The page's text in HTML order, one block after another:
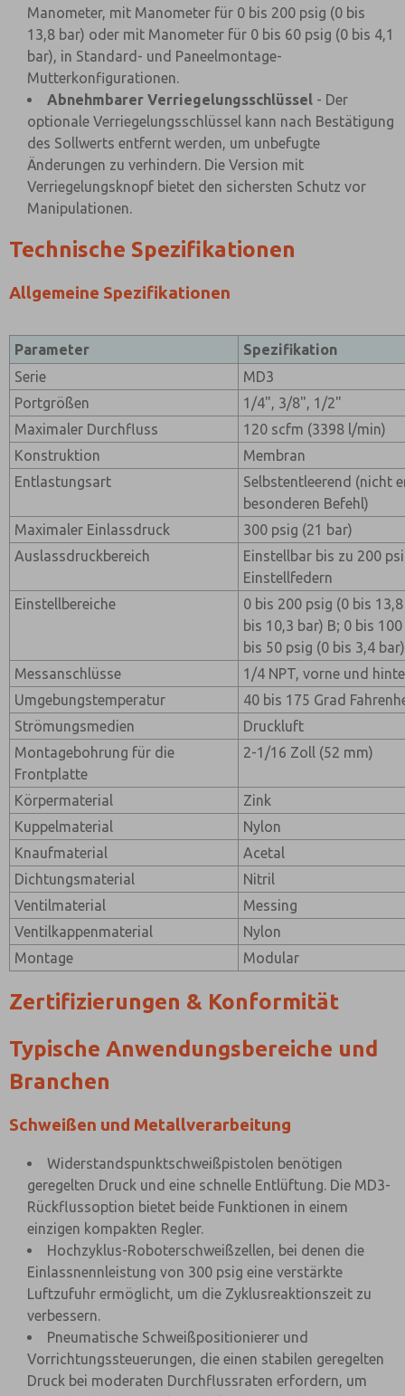
Manometer, mit Manometer für 0 bis 200 psig (0 bis
13,8 bar) oder mit Manometer für 0 bis 60 psig (0 bis 4,1
bar), in Standard- und Paneelmontage-
Mutterkonfigurationen.
Abnehmbarer Verriegelungsschlüssel - Der
optionale Verriegelungsschlüssel kann nach Bestätigung
des Sollwerts entfernt werden, um unbefugte
Änderungen zu verhindern. Die Version mit
Verriegelungsknopf bietet den sichersten Schutz vor
Manipulationen.
Technische Spezifikationen
Allgemeine Spezifikationen
Parameter
Spezifikation
Serie
MD3
Portgrößen
1/4", 3/8", 1/2"
Maximaler Durchfluss
120 scfm (3398 l/min)
Konstruktion
Membran
Entlastungsart
Selbstentleerend (nicht
besonderen Befehl)
Maximaler Einlassdruck
300 psig (21 bar)
Auslassdruckbereich
Einstellbar bis zu 200
Einstellfedern
Einstellbereiche
0 bis 200 psig (0 bis
bis 10,3 bar) B; 0 bis
bis 50 psig (0 bis 3,4
Messanschlüsse
1/4 NPT, vorne und
Umgebungstemperatur
40 bis 175 Grad
Strömungsmedien
Druckluft
Montagebohrung für die
Frontplatte
2-1/16 Zoll (52 mm)
Körpermaterial
Zink
Kuppelmaterial
Nylon
Knaufmaterial
Acetal
Dichtungsmaterial
Nitril
Ventilmaterial
Messing
Ventilkappenmaterial
Nylon
Montage
Modular
Zertifizierungen & Konformität
Typische Anwendungsbereiche und
Branchen
Schweißen und Metallverarbeitung
Widerstandspunktschweißpistolen benötigen
geregelten Druck und eine schnelle Entlüftung. Die MD3-
Rückflussoption bietet beide Funktionen in einem
einzigen kompakten Regler.
Hochzyklus-Roboterschweißzellen, bei denen die
Einlassnennleistung von 300 psig eine verstärkte
Luftzufuhr ermöglicht, um die Zyklusreaktionszeit zu
verbessern.
Pneumatische Schweißpositionierer und
Vorrichtungssteuerungen, die einen stabilen geregelten
Druck bei moderaten Durchflussraten erfordern, um